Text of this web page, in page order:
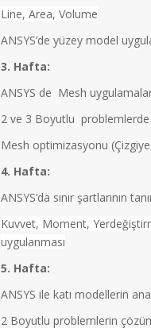
Line, Area, Volume
ANSYS’de yüzey model
3. Hafta:
ANSYS de Mesh
2 ve 3 Boyutlu problemlerde
Mesh optimizasyonu
4. Hafta:
ANSYS’da sınır şartlarının
Kuvvet, Moment,
uygulanması
5. Hafta:
ANSYS ile katı modellerin
2 Boyutlu problemlerin